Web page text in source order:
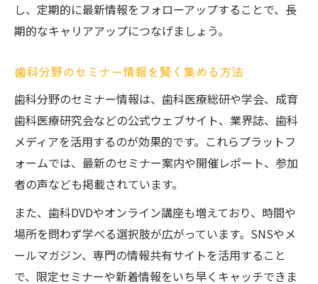
し、定期的に最新情報をフォローアップすることで、長
期的なキャリアアップにつなげましょう。
歯科分野のセミナー情報を賢く集める方法
歯科分野のセミナー情報は、歯科医療総研や学会、成育
歯科医療研究会などの公式ウェブサイト、業界誌、歯科
メディアを活用するのが効果的です。これらプラットフ
ォームでは、最新のセミナー案内や開催レポート、参加
者の声なども掲載されています。
また、歯科DVDやオンライン講座も増えており、時間や
場所を問わず学べる選択肢が広がっています。SNSやメ
ールマガジン、専門の情報共有サイトを活用すること
で、限定セミナーや新着情報をいち早くキャッチできま